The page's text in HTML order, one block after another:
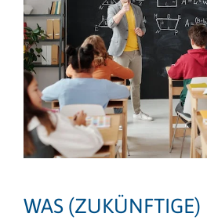
WAS (ZUKÜNFTIGE)